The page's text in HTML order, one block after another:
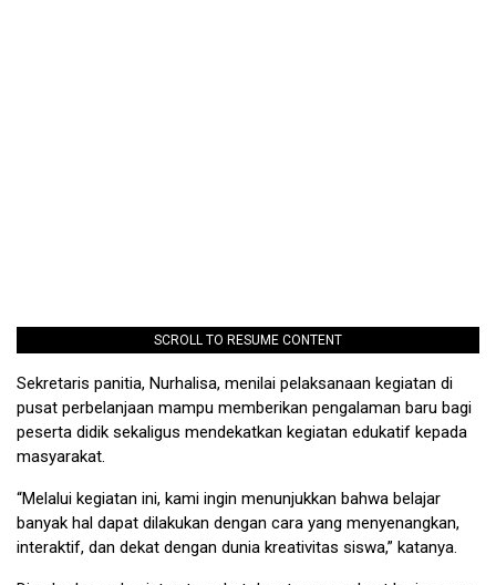
SCROLL TO RESUME CONTENT
Sekretaris panitia, Nurhalisa, menilai pelaksanaan kegiatan di
pusat perbelanjaan mampu memberikan pengalaman baru bagi
peserta didik sekaligus mendekatkan kegiatan edukatif kepada
masyarakat.
“Melalui kegiatan ini, kami ingin menunjukkan bahwa belajar
banyak hal dapat dilakukan dengan cara yang menyenangkan,
interaktif, dan dekat dengan dunia kreativitas siswa,” katanya.